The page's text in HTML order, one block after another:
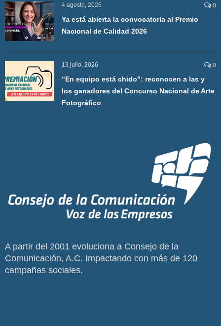
4 agosto, 2026 0
Ya está abierta la convocatoria al Premio
Nacional de Calidad 2026
13 julio, 2026 0
“En equipo está chido”: reconocen a las y
los ganadores del Concurso Nacional de Arte
Fotográfico
A partir del 2001 evoluciona a Consejo de la
Comunicación, A.C. Impactando con más de 120
campañas sociales.